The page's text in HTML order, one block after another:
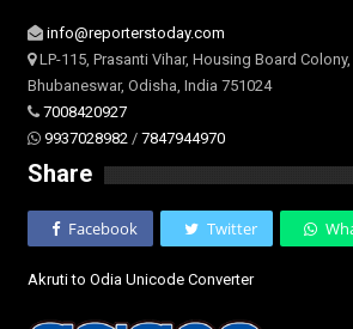
info@reporterstoday.com
LP-115, Prasanti Vihar, Housing Board
Bhubaneswar, Odisha, India 751024
7008420927
9937028982 / 7847944970
Share
Facebook Twitter
Akruti to Odia Unicode Converter